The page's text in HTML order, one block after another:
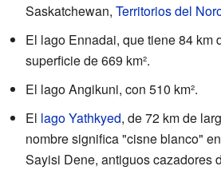
Saskatchewan, Territorios del
El lago Ennadai, que tiene 84 km
superficie de 669 km².
El lago Angikuni, con 510 km².
El lago Yathkyed, de 72 km de
nombre significa "cisne blanco"
Sayisi Dene, antiguos cazadores